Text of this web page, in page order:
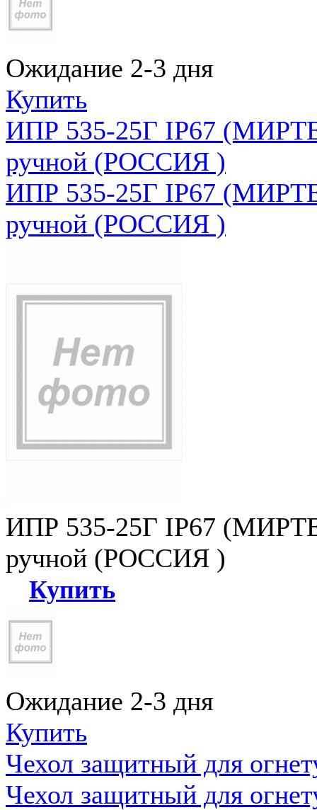
Ожидание 2-3 дня
Купить
ИПР 535-25Г IP67
ручной (РОССИЯ )
ИПР 535-25Г IP67
ручной (РОССИЯ )
ИПР 535-25Г IP67
ручной (РОССИЯ )
Купить
Ожидание 2-3 дня
Купить
Чехол защитный для
Чехол защитный для